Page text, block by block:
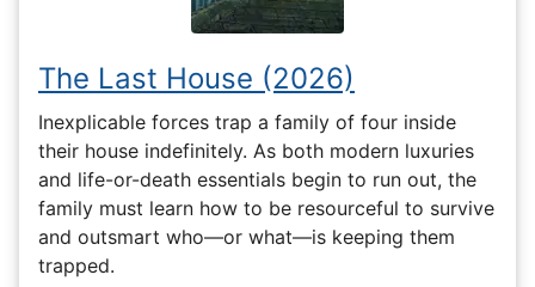
The Last House (2026)
Inexplicable forces trap a family of four inside
their house indefinitely. As both modern luxuries
and life-or-death essentials begin to run out, the
family must learn how to be resourceful to survive
and outsmart who—or what—is keeping them
trapped.